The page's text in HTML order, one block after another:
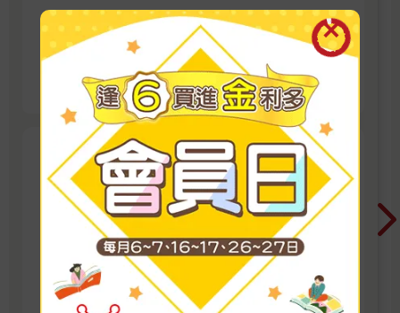
為高中生、大學生精選，絕不老派、最有話題、
拍照打卡超有面子的交換禮物！
看更多